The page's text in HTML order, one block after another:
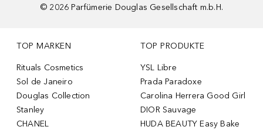
© 2026 Parfümerie Douglas Gesellschaft m.b.H.
TOP MARKEN
Rituals Cosmetics
Sol de Janeiro
Douglas Collection
Stanley
CHANEL
TOP PRODUKTE
YSL Libre
Prada Paradoxe
Carolina Herrera Good Girl
DIOR Sauvage
HUDA BEAUTY Easy Bake